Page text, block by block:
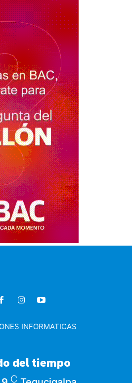
INFORMATICAS
del tiempo
C